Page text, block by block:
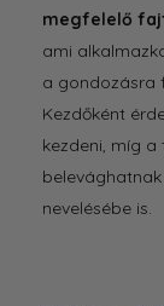
megfelelő
ami
a gondozásra
Kezdőként
kezdeni, míg
nevelésébe is.